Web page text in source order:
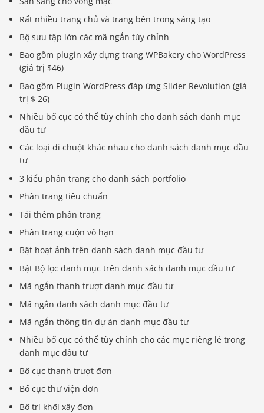
Rất nhiều trang chủ và trang bên trong sáng tạo
Bộ sưu tập lớn các mã ngắn tùy chỉnh
Bao gồm plugin xây dựng trang WPBakery cho WordPress
(giá trị $46)
Bao gồm Plugin WordPress đáp ứng Slider Revolution (giá
trị $ 26)
Nhiều bố cục có thể tùy chỉnh cho danh sách danh mục
đầu tư
Các loại di chuột khác nhau cho danh sách danh mục đầu
tư
3 kiểu phân trang cho danh sách portfolio
Phân trang tiêu chuẩn
Tải thêm phân trang
Phân trang cuộn vô hạn
Bật hoạt ảnh trên danh sách danh mục đầu tư
Bật Bộ lọc danh mục trên danh sách danh mục đầu tư
Mã ngắn thanh trượt danh mục đầu tư
Mã ngắn danh sách danh mục đầu tư
Mã ngắn thông tin dự án danh mục đầu tư
Nhiều bố cục có thể tùy chỉnh cho các mục riêng lẻ trong
danh mục đầu tư
Bố cục thanh trượt đơn
Bố cục thư viện đơn
Bố trí khối xây đơn